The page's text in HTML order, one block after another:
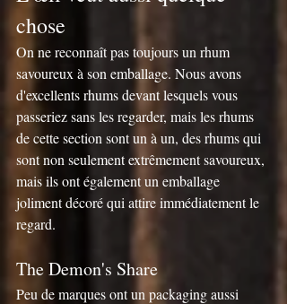
chose
On ne reconnaît pas toujours un rhum
savoureux à son emballage. Nous avons
d'excellents rhums devant lesquels vous
passeriez sans les regarder, mais les rhums
de cette section sont un à un, des rhums qui
sont non seulement extrêmement savoureux,
mais ils ont également un emballage
joliment décoré qui attire immédiatement le
regard.
The Demon's Share
Peu de marques ont un packaging aussi